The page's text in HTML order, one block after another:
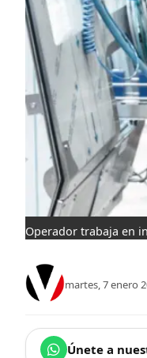
Operador trabaja en
martes, 7 enero
Únete a